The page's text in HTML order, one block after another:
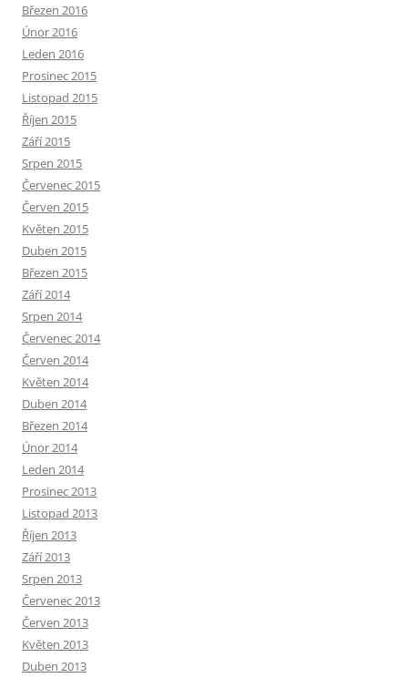
Březen 2016
Únor 2016
Leden 2016
Prosinec 2015
Listopad 2015
Říjen 2015
Září 2015
Srpen 2015
Červenec 2015
Červen 2015
Květen 2015
Duben 2015
Březen 2015
Září 2014
Srpen 2014
Červenec 2014
Červen 2014
Květen 2014
Duben 2014
Březen 2014
Únor 2014
Leden 2014
Prosinec 2013
Listopad 2013
Říjen 2013
Září 2013
Srpen 2013
Červenec 2013
Červen 2013
Květen 2013
Duben 2013